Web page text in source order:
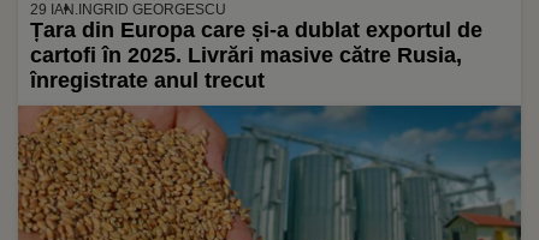
29 IAN. INGRID GEORGESCU
Țara din Europa care și-a dublat exportul de
cartofi în 2025. Livrări masive către Rusia,
înregistrate anul trecut